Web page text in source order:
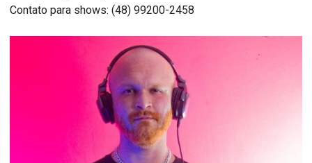
Contato para shows: (48) 99200-2458